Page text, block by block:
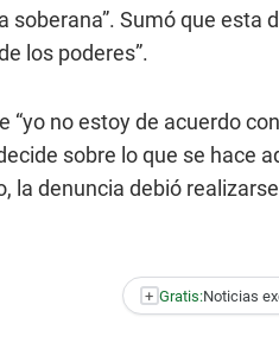
soberana”. Sumó que esta
los poderes”.
“yo no estoy de acuerdo
sobre lo que se hace
la denuncia debió
+ Gratis:Noticias